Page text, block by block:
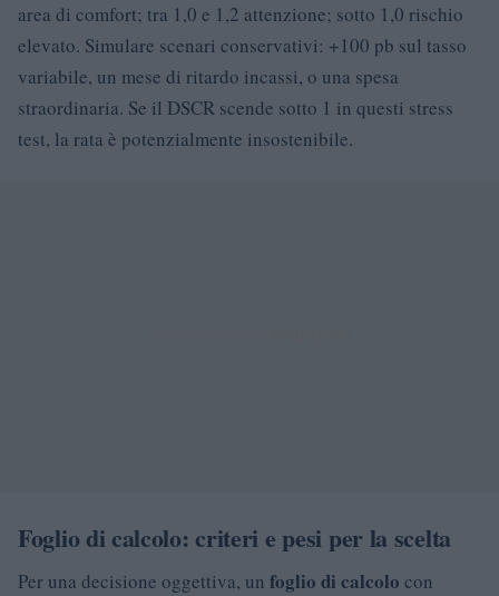
area di comfort; tra 1,0 e 1,2 attenzione; sotto 1,0 rischio
elevato. Simulare scenari conservativi: +100 pb sul tasso
variabile, un mese di ritardo incassi, o una spesa
straordinaria. Se il DSCR scende sotto 1 in questi stress
test, la rata è potenzialmente insostenibile.
Foglio di calcolo: criteri e pesi per la scelta
Per una decisione oggettiva, un foglio di calcolo con